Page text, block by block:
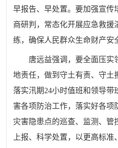
早报告、早处置。要加强宣传
商研判，常态化开展应急救援
练，确保人民群众生命财产安
唐远益强调，要全面压实
地责任，做到守土有责、守土
落实汛期24小时值班和领导带
害各项防治工作，落实好各项
灾害隐患点的巡查、监测、管
上报、科学处置，以更高标